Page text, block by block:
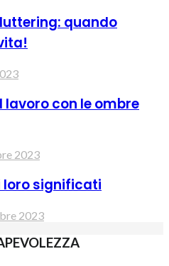
quando
con le ombre
2023
loro significati
2023